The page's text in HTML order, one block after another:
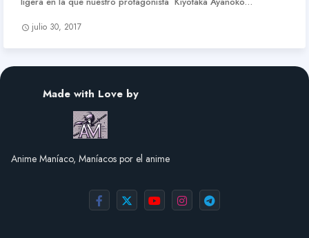
julio 30, 2017
Made with Love by
Anime Maníaco, Maníacos por el anime